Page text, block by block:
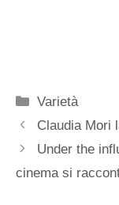
Categorie
Varietà
Claudia Mori
Under the
cinema si